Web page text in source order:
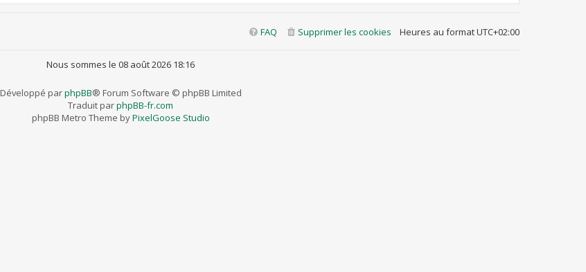
Heures au formatUTC+02:00
Supprimer les cookies
FAQ
Nous sommes le 08 août 2026 18:16
Développé parphpBB® Forum Software © phpBB Limited
Traduit parphpBB-fr.com
phpBB Metro Theme byPixelGoose Studio